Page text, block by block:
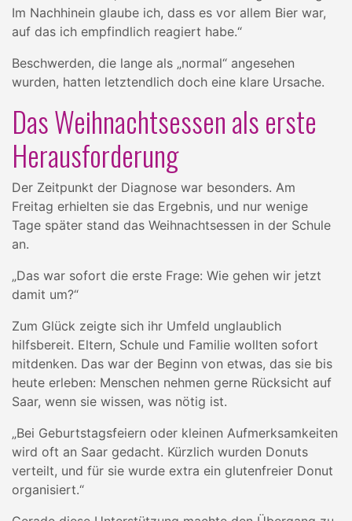
Im Nachhinein glaube ich, dass es vor allem Bier war,
auf das ich empfindlich reagiert habe.“
Beschwerden, die lange als „normal“ angesehen
wurden, hatten letztendlich doch eine klare Ursache.
Das Weihnachtsessen als erste
Herausforderung
Der Zeitpunkt der Diagnose war besonders. Am
Freitag erhielten sie das Ergebnis, und nur wenige
Tage später stand das Weihnachtsessen in der Schule
an.
„Das war sofort die erste Frage: Wie gehen wir jetzt
damit um?“
Zum Glück zeigte sich ihr Umfeld unglaublich
hilfsbereit. Eltern, Schule und Familie wollten sofort
mitdenken. Das war der Beginn von etwas, das sie bis
heute erleben: Menschen nehmen gerne Rücksicht auf
Saar, wenn sie wissen, was nötig ist.
„Bei Geburtstagsfeiern oder kleinen Aufmerksamkeiten
wird oft an Saar gedacht. Kürzlich wurden Donuts
verteilt, und für sie wurde extra ein glutenfreier Donut
organisiert.“